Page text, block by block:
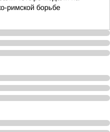
римской борьбе